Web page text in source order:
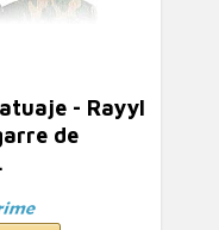
- Rayyl
de